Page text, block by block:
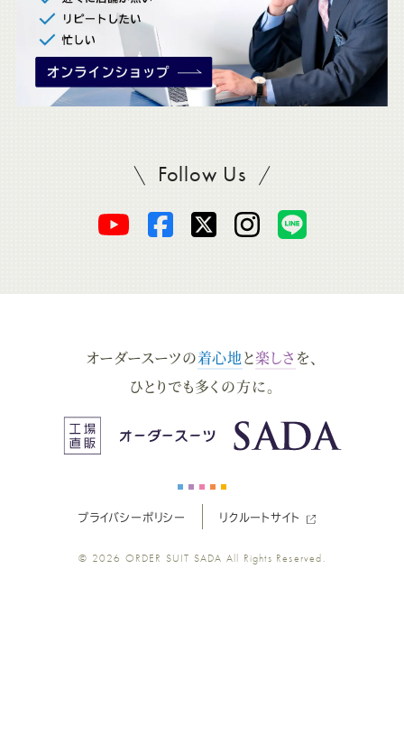
Follow UsSADAをフォロー
オ
ー
ス
ツ
オ
ー
ス
ー
オ
ー
ス
ー
ツ
オ
ー
ス
ツ
ス
ツ
オーダースーツの着心地と楽しさ を、
ひとりでも多くの方に。
プライバシーポリシー リクルートサイト
© 2026 ORDER SUIT SADA All Rights Reserved.